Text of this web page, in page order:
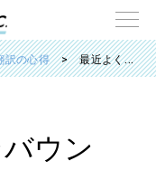
訳の心得 最近よく聞くインバウンド。でも、インバウンドって何？
ウン